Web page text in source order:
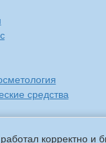
корректно и
средства